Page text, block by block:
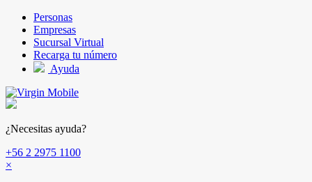
Pasar al contenido principal
Personas
Empresas
Sucursal Virtual
Recarga tu número
Ayuda
¿Necesitas ayuda?
+56 2 2975 1100
×